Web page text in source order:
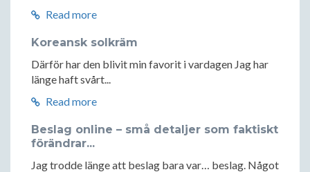
Read more
Koreansk solkräm
Därför har den blivit min favorit i vardagen Jag har
länge haft svårt...
Read more
Beslag online – små detaljer som faktiskt
förändrar...
Jag trodde länge att beslag bara var… beslag. Något